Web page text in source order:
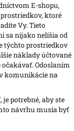
E-shopu,
ktoré
Vy. Tieto
sa nijako nelíšia od
týchto prostriedkov
náklady účtované
Odoslaním
komunikácie na
potrebné, aby ste
návrhu musia byť